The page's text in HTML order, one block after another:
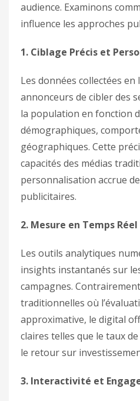
audience. Examinons
influence les approches
1. Ciblage Précis et
Les données collectées
annonceurs de cibler des
la population en fonction
démographiques,
géographiques. Cette
capacités des médias
personnalisation accrue
publicitaires.
2. Mesure en Temps
Les outils analytiques
insights instantanés sur
campagnes.
traditionnelles où
approximative, le digital
claires telles que le taux
le retour sur
3. Interactivité et